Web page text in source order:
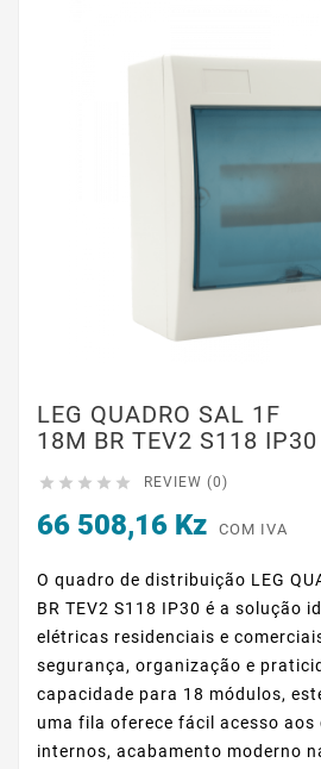
LEG QUADRO SAL 1F
18M BR TEV2 S118 IP30
     REVIEW (0)
66 508,16 Kz COM IVA
O quadro de distribuição LEG
BR TEV2 S118 IP30 é a solução
elétricas residenciais e
segurança, organização e
capacidade para 18 módulos,
uma fila oferece fácil acesso aos
internos, acabamento moderno